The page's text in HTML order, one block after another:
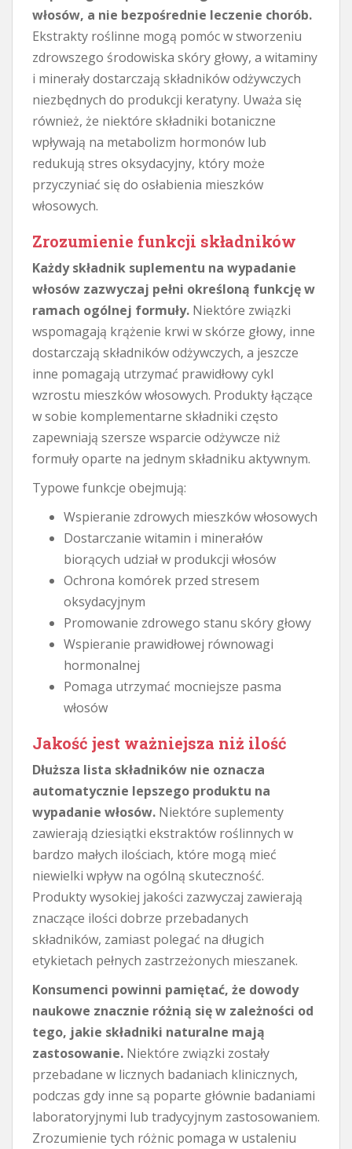
włosów, a nie bezpośrednie leczenie chorób.
Ekstrakty roślinne mogą pomóc w stworzeniu
zdrowszego środowiska skóry głowy, a witaminy
i minerały dostarczają składników odżywczych
niezbędnych do produkcji keratyny. Uważa się
również, że niektóre składniki botaniczne
wpływają na metabolizm hormonów lub
redukują stres oksydacyjny, który może
przyczyniać się do osłabienia mieszków
włosowych.
Zrozumienie funkcji składników
Każdy składnik suplementu na wypadanie
włosów zazwyczaj pełni określoną funkcję w
ramach ogólnej formuły. Niektóre związki
wspomagają krążenie krwi w skórze głowy, inne
dostarczają składników odżywczych, a jeszcze
inne pomagają utrzymać prawidłowy cykl
wzrostu mieszków włosowych. Produkty łączące
w sobie komplementarne składniki często
zapewniają szersze wsparcie odżywcze niż
formuły oparte na jednym składniku aktywnym.
Typowe funkcje obejmują:
Wspieranie zdrowych mieszków włosowych
Dostarczanie witamin i minerałów
biorących udział w produkcji włosów
Ochrona komórek przed stresem
oksydacyjnym
Promowanie zdrowego stanu skóry głowy
Wspieranie prawidłowej równowagi
hormonalnej
Pomaga utrzymać mocniejsze pasma
włosów
Jakość jest ważniejsza niż ilość
Dłuższa lista składników nie oznacza
automatycznie lepszego produktu na
wypadanie włosów. Niektóre suplementy
zawierają dziesiątki ekstraktów roślinnych w
bardzo małych ilościach, które mogą mieć
niewielki wpływ na ogólną skuteczność.
Produkty wysokiej jakości zazwyczaj zawierają
znaczące ilości dobrze przebadanych
składników, zamiast polegać na długich
etykietach pełnych zastrzeżonych mieszanek.
Konsumenci powinni pamiętać, że dowody
naukowe znacznie różnią się w zależności od
tego, jakie składniki naturalne mają
zastosowanie. Niektóre związki zostały
przebadane w licznych badaniach klinicznych,
podczas gdy inne są poparte głównie badaniami
laboratoryjnymi lub tradycyjnym zastosowaniem.
Zrozumienie tych różnic pomaga w ustaleniu